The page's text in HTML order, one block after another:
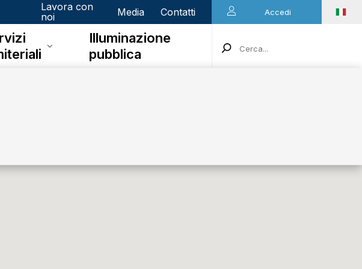
Lavora con
noi
Media Contatti Accedi
Illuminazione
pubblica